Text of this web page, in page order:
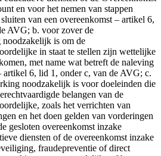
en voor het nemen van stappen
van een overeenkomst – artikel 6,
AVG; b. voor zover de
noodzakelijk is om de
in staat te stellen zijn wettelijke
met name wat betreft de naleving
artikel 6, lid 1, onder c, van de AVG; c.
noodzakelijk is voor doeleinden die
belangen van de
zoals het verrichten van
en het doen gelden van vorderingen
gesloten overeenkomst inzake
diensten of de overeenkomst inzake
fraudepreventie of direct